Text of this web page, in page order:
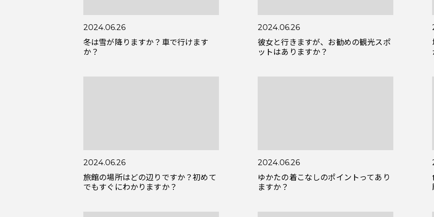
2024.06.26
冬は雪が降りますか？車で行けます
か？
2024.06.26
彼女と行きますが、お勧めの観光スポ
ットはありますか？
2024.06.26
旅館の場所はどの辺りですか？初めて
でもすぐにわかりますか？
2024.06.26
ゆかたの着こなしのポイントってあり
ますか？